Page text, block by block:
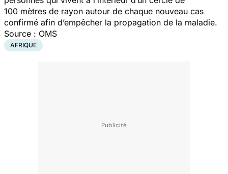
100 mètres de rayon autour de chaque nouveau cas
confirmé afin d’empêcher la propagation de la maladie.
Source : OMS
AFRIQUE